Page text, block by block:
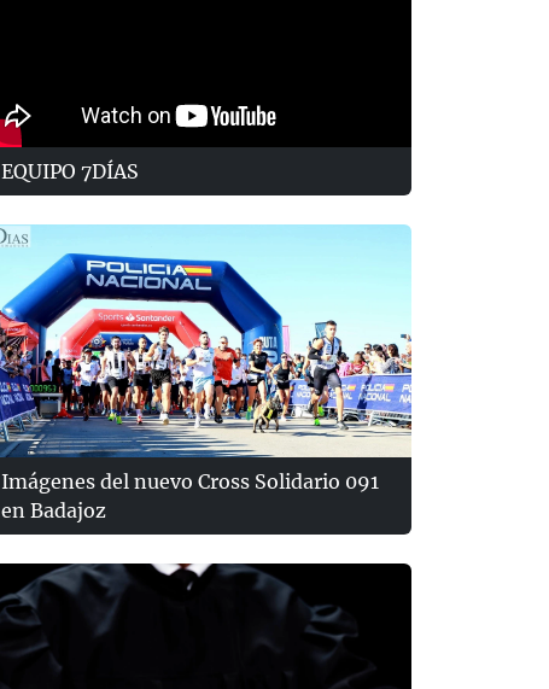
EQUIPO 7DÍAS
Imágenes del nuevo Cross Solidario 091
en Badajoz